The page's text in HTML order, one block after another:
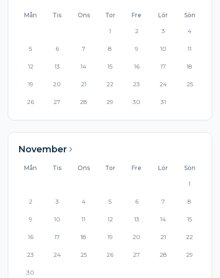
Mån Tis Ons Tor Fre Lör Sön
1 2 3 4
5 6 7 8 9 10 11
12 13 14 15 16 17 18
19 20 21 22 23 24 25
26 27 28 29 30 31
November
Mån Tis Ons Tor Fre Lör Sön
1
2 3 4 5 6 7 8
9 10 11 12 13 14 15
16 17 18 19 20 21 22
23 24 25 26 27 28 29
30